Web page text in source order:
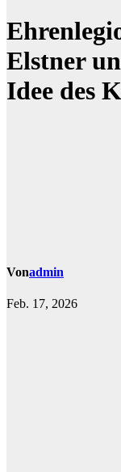
Elstner
Idee des
Vonadmin
Feb. 17, 2026